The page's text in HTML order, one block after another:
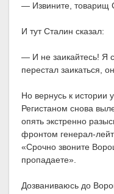
— Извините, товарищ
И тут Сталин сказал:
— И не заикайтесь! Я
перестал заикаться,
Но вернусь к истории
Регистаном снова
опять экстренно
фронтом генерал-
«Срочно звоните
пропадаете».
Дозваниваюсь до